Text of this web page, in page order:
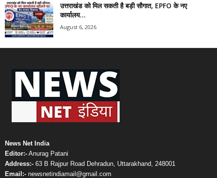
उत्तराखंड को मिल सकती है बड़ी सौगात, EPFO के नए
कार्यालय...
August 6, 2026
News Net India
Editor:- Anurag Patani
Address:- 63 B Rajpur Road Dehradun, Uttarakhand, 248001
Email:- newsnetindiamail@gmail.com